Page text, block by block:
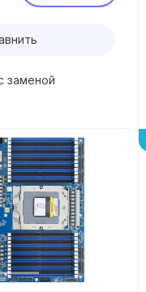
заменой